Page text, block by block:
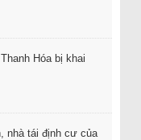
Hóa bị khai
nhà tái định cư của